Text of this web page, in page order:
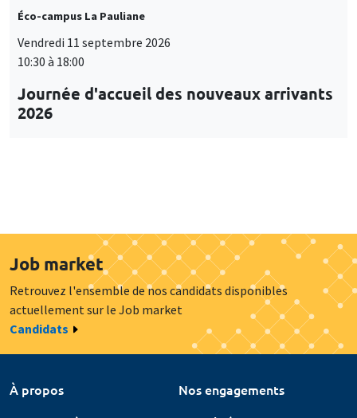
Éco-campus La Pauliane
Vendredi 11 septembre 2026
10:30 à 18:00
Journée d'accueil des nouveaux arrivants
2026
Job market
Retrouvez l'ensemble de nos candidats disponibles
actuellement sur le Job market
Candidats
À propos
Nos engagements